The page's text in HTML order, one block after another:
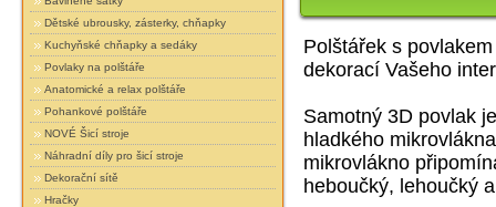
Dětské ubrousky, zásterky, chňapky
Kuchyňské chňapky a sedáky
Povlaky na polštáře
Anatomické a relax polštáře
Pohankové polštáře
NOVÉ Šicí stroje
Náhradní díly pro šicí stroje
Dekorační sítě
Hračky
Polštářek s
dekorací Vašeho
Samotný 3D povlak
hladkého
mikrovlákno
heboučký, lehoučký